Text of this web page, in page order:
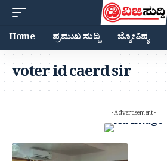
Home ಪ್ರಮುಖ ಸುದ್ದಿ ಜ್ಯೋತಿಷ್ಯ
voter id caerd sir
- Advertisement -